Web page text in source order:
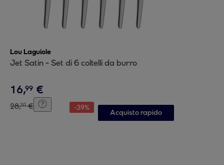
Lou Laguiole
Jet Satin - Set di 6 coltelli da burro
16,99 €
28,30 € -39%
Acquisto rapido